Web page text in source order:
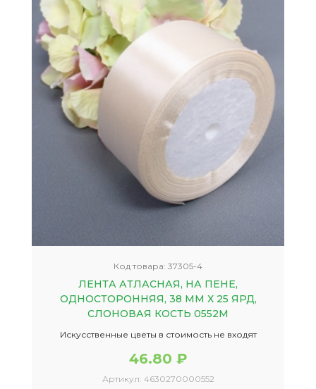
Код товара: 37305-4
ЛЕНТА АТЛАСНАЯ, НА ПЕНЕ,
ОДНОСТОРОННЯЯ, 38 ММ Х 25 ЯРД,
СЛОНОВАЯ КОСТЬ 0552М
Искусственные цветы в стоимость не входят
46.80 ₽
Артикул: 4630270000552